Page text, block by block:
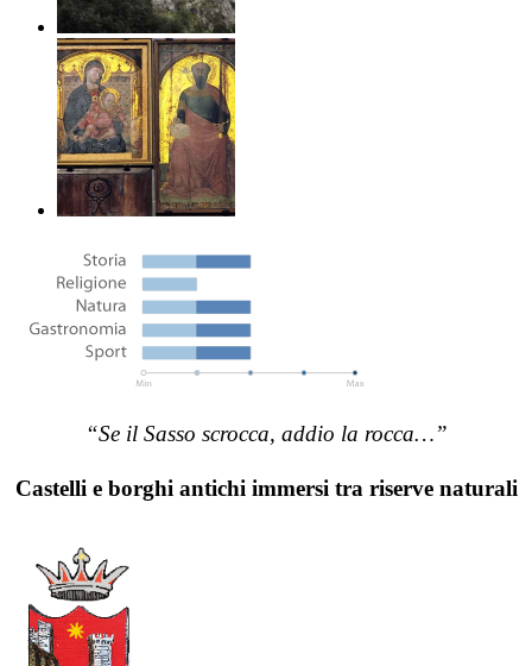
“Se il Sasso scrocca, addio la rocca…”
Castelli e borghi antichi immersi tra riserve naturali